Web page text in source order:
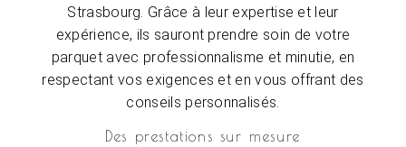
Strasbourg. Grâce à leur expertise et leur
expérience, ils sauront prendre soin de votre
parquet avec professionnalisme et minutie, en
respectant vos exigences et en vous offrant des
conseils personnalisés.
Des prestations sur mesure